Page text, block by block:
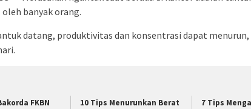
banyak orang.
datang, produktivitas dan konsentrasi dapat
FKBN
10 Tips Menurunkan Berat
7 Tips